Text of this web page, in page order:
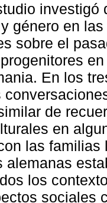
investigó
género en las
sobre el
En los
de
en
las
alemanas
los
sociales